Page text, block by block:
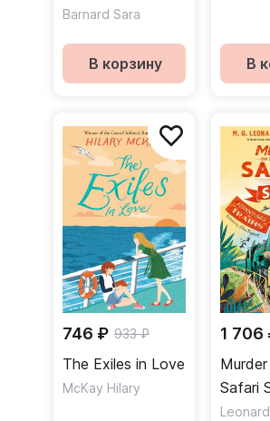
Barnard Sara
В корзину В
746 ₽ 933 ₽
The Exiles in Love
McKay Hilary
1 706
Safari